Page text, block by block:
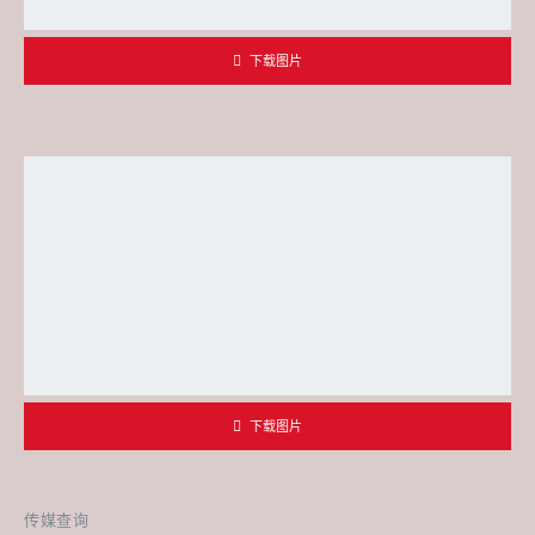
传媒查询
下载图片
下载图片